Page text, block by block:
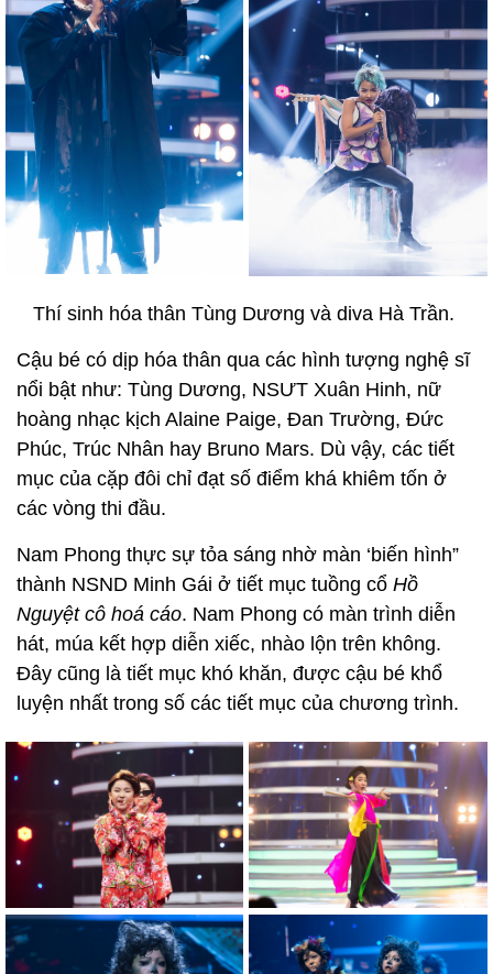
Thí sinh hóa thân Tùng Dương và diva Hà Trần.
Cậu bé có dịp hóa thân qua các hình tượng nghệ sĩ
nổi bật như: Tùng Dương, NSƯT Xuân Hinh, nữ
hoàng nhạc kịch Alaine Paige, Đan Trường, Đức
Phúc, Trúc Nhân hay Bruno Mars. Dù vậy, các tiết
mục của cặp đôi chỉ đạt số điểm khá khiêm tốn ở
các vòng thi đầu.
Nam Phong thực sự tỏa sáng nhờ màn ‘biến hình”
thành NSND Minh Gái ở tiết mục tuồng cổ Hồ
Nguyệt cô hoá cáo. Nam Phong có màn trình diễn
hát, múa kết hợp diễn xiếc, nhào lộn trên không.
Đây cũng là tiết mục khó khăn, được cậu bé khổ
luyện nhất trong số các tiết mục của chương trình.